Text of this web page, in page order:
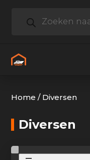
zoeken
Home / Diversen
Diversen